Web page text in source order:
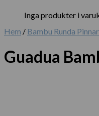
Inga produkter i
Hem / Bambu Runda Pinnar
Guadua